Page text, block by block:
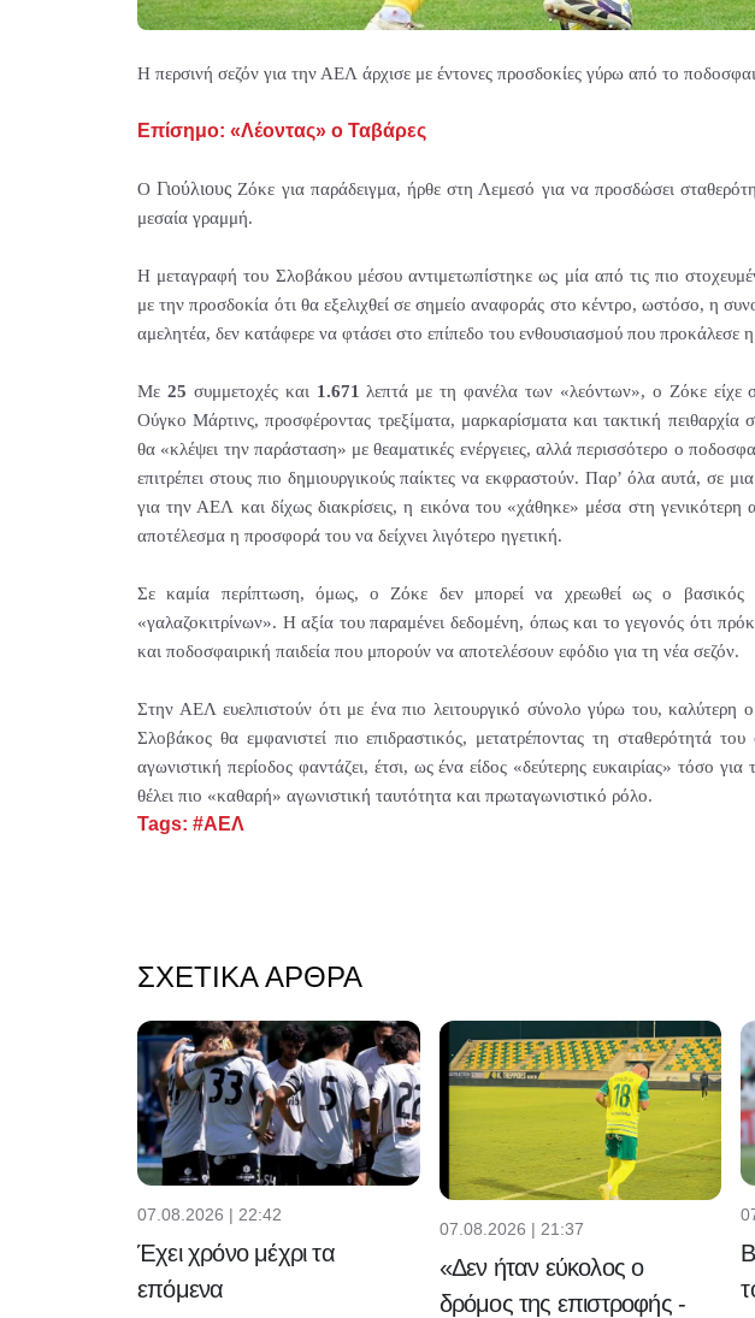
Η περσινή σεζόν για την ΑΕΛ άρχισε με έντονες προσδοκίες γύρω από το
Επίσημο: «Λέοντας» ο Ταβάρες
Ο Γιούλιους Ζόκε για παράδειγμα, ήρθε στη Λεμεσό για να προσδώσει
μεσαία γραμμή.
Η μεταγραφή του Σλοβάκου μέσου αντιμετωπίστηκε ως μία από τις πιο
με την προσδοκία ότι θα εξελιχθεί σε σημείο αναφοράς στο κέντρο, ωστόσο, η
αμελητέα, δεν κατάφερε να φτάσει στο επίπεδο του ενθουσιασμού που προκάλεσε
Με 25 συμμετοχές και 1.671 λεπτά με τη φανέλα των «λεόντων», ο Ζόκε είχε
Ούγκο Μάρτινς, προσφέροντας τρεξίματα, μαρκαρίσματα και τακτική
θα «κλέψει την παράσταση» με θεαματικές ενέργειες, αλλά περισσότερο ο
επιτρέπει στους πιο δημιουργικούς παίκτες να εκφραστούν. Παρ’ όλα αυτά, σε
για την ΑΕΛ και δίχως διακρίσεις, η εικόνα του «χάθηκε» μέσα στη γενικότερη
αποτέλεσμα η προσφορά του να δείχνει λιγότερο ηγετική.
Σε καμία περίπτωση, όμως, ο Ζόκε δεν μπορεί να χρεωθεί ως ο βασικός
«γαλαζοκιτρίνων». Η αξία του παραμένει δεδομένη, όπως και το γεγονός ότι
και ποδοσφαιρική παιδεία που μπορούν να αποτελέσουν εφόδιο για τη νέα σεζόν.
Στην ΑΕΛ ευελπιστούν ότι με ένα πιο λειτουργικό σύνολο γύρω του, καλύτερη
Σλοβάκος θα εμφανιστεί πιο επιδραστικός, μετατρέποντας τη σταθερότητά
αγωνιστική περίοδος φαντάζει, έτσι, ως ένα είδος «δεύτερης ευκαιρίας» τόσο
θέλει πιο «καθαρή» αγωνιστική ταυτότητα και πρωταγωνιστικό ρόλο.
Tags: #ΑΕΛ
ΣΧΕΤΙΚΆ ΆΡΘΡΑ
07.08.2026 | 22:42
Έχει χρόνο μέχρι τα
επόμενα
07.08.2026 | 21:37
«Δεν ήταν εύκολος ο
δρόμος της επιστροφής -